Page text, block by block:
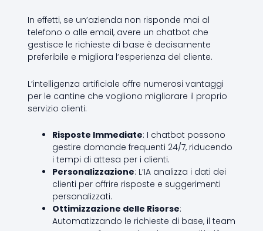
In effetti, se un’azienda non risponde mai al
telefono o alle email, avere un chatbot che
gestisce le richieste di base è decisamente
preferibile e migliora l’esperienza del cliente.
L’intelligenza artificiale offre numerosi vantaggi
per le cantine che vogliono migliorare il proprio
servizio clienti:
Risposte Immediate: I chatbot possono
gestire domande frequenti 24/7, riducendo
i tempi di attesa per i clienti.
Personalizzazione: L’IA analizza i dati dei
clienti per offrire risposte e suggerimenti
personalizzati.
Ottimizzazione delle Risorse:
Automatizzando le richieste di base, il team